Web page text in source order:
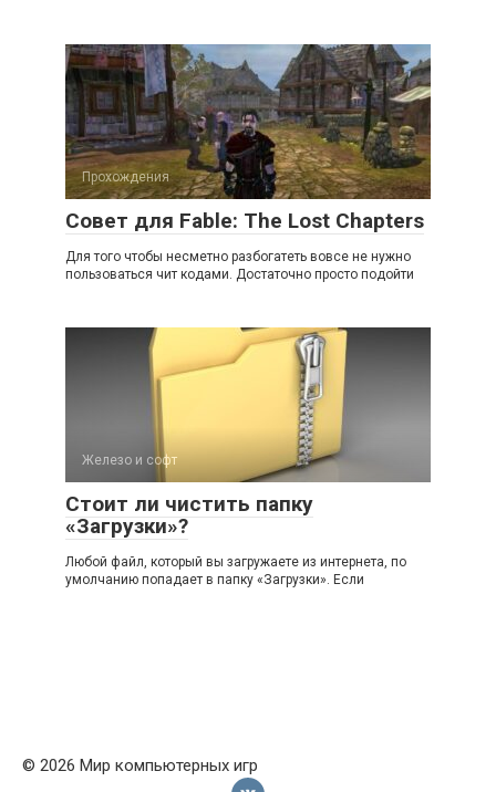
Прохождения
Совет для Fable: The Lost Chapters
Для того чтобы несметно разбогатеть вовсе не нужно
пользоваться чит кодами. Достаточно просто подойти
Железо и софт
Стоит ли чистить папку
«Загрузки»?
Любой файл, который вы загружаете из интернета, по
умолчанию попадает в папку «Загрузки». Если
© 2026 Мир компьютерных игр